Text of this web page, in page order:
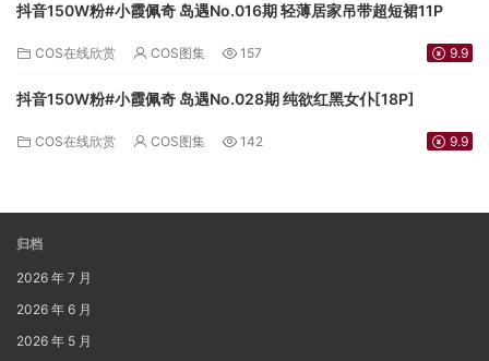
抖音150W粉#小霞佩奇 岛遇No.016期 轻薄居家吊带超短裙11P
COS在线欣赏 COS图集 157 9.9
抖音150W粉#小霞佩奇 岛遇No.028期 纯欲红黑女仆[18P]
COS在线欣赏 COS图集 142 9.9
归档
2026 年 7 月
2026 年 6 月
2026 年 5 月